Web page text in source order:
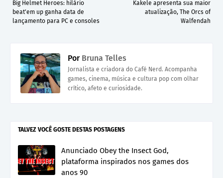
Kakele apresenta sua maior
atualização, The Orcs of
Walfendah
Big Helmet Heroes: hilário
beat'em up ganha data de
lançamento para PC e consoles
PorBruna Telles
Jornalista e criadora do Café Nerd. Acompanha
games, cinema, música e cultura pop com olhar
crítico, afeto e curiosidade.
TALVEZ VOCÊ GOSTE DESTAS POSTAGENS
Anunciado Obey the Insect God,
plataforma inspirados nos games dos
anos 90